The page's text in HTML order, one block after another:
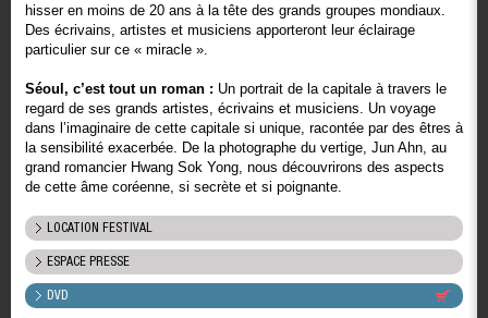
hisser en moins de 20 ans à la tête des grands groupes mondiaux.
Des écrivains, artistes et musiciens apporteront leur éclairage
particulier sur ce « miracle ».
Séoul, c’est tout un roman : Un portrait de la capitale à travers le
regard de ses grands artistes, écrivains et musiciens. Un voyage
dans l’imaginaire de cette capitale si unique, racontée par des êtres à
la sensibilité exacerbée. De la photographe du vertige, Jun Ahn, au
grand romancier Hwang Sok Yong, nous découvrirons des aspects
de cette âme coréenne, si secrète et si poignante.
LOCATION FESTIVAL
ESPACE PRESSE
DVD